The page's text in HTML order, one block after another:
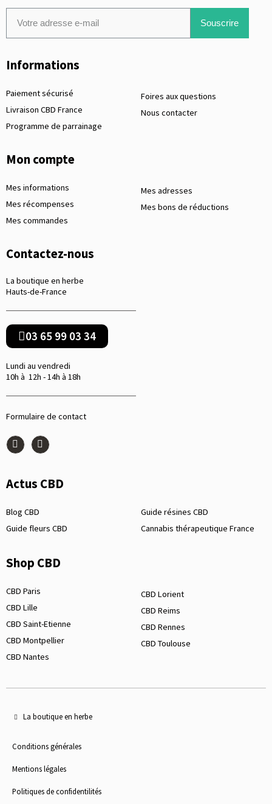
Souscrire
Informations
Paiement sécurisé
Livraison CBD France
Programme de parrainage
Foires aux questions
Nous contacter
Mon compte
Mes informations
Mes récompenses
Mes commandes
Mes adresses
Mes bons de réductions
Contactez-nous
La boutique en herbe
Hauts-de-France
03 65 99 03 34
Lundi au vendredi
10h à 12h - 14h à 18h
Formulaire de contact
Actus CBD
Blog CBD
Guide fleurs CBD
Guide résines CBD
Cannabis thérapeutique France
Shop CBD
CBD Paris
CBD Lille
CBD Saint-Etienne
CBD Montpellier
CBD Nantes
CBD Lorient
CBD Reims
CBD Rennes
CBD Toulouse
La boutique en herbe
Conditions générales
Mentions légales
Politiques de confidentilités